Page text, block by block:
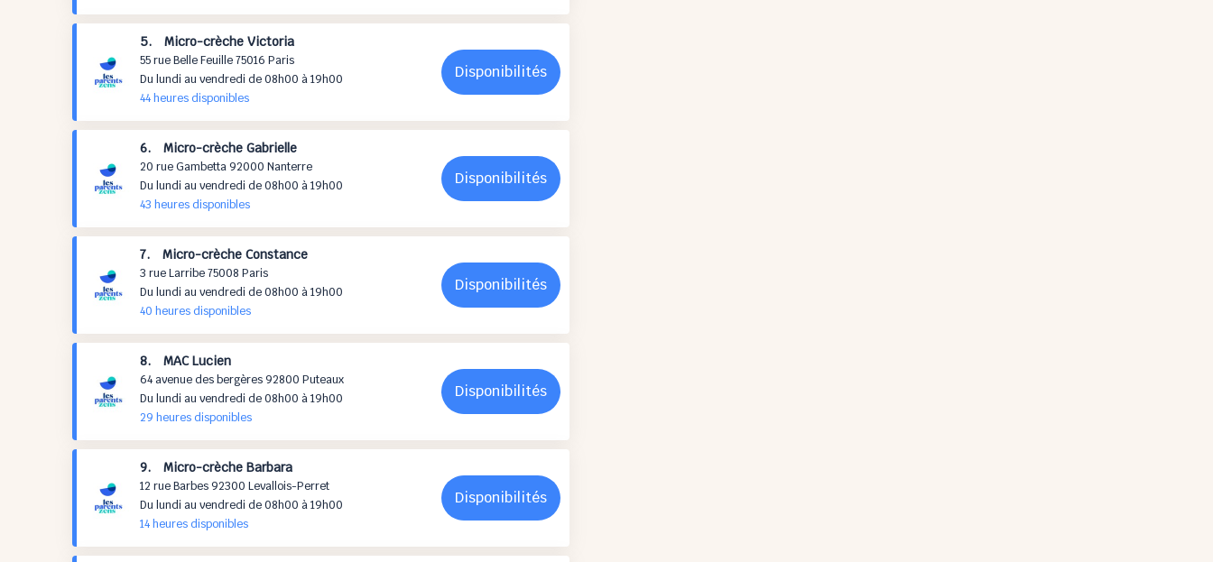
5. Micro-crèche Victoria
55 rue Belle Feuille 75016 Paris
Du lundi au vendredi de 08h00 à 19h00
44 heuresdisponibles
Disponibilités
6. Micro-crèche Gabrielle
20 rue Gambetta 92000 Nanterre
Du lundi au vendredi de 08h00 à 19h00
43 heuresdisponibles
Disponibilités
7. Micro-crèche Constance
3 rue Larribe 75008 Paris
Du lundi au vendredi de 08h00 à 19h00
40 heuresdisponibles
Disponibilités
8. MAC Lucien
64 avenue des bergères 92800 Puteaux
Du lundi au vendredi de 08h00 à 19h00
29 heuresdisponibles
Disponibilités
9. Micro-crèche Barbara
12 rue Barbes 92300 Levallois-Perret
Du lundi au vendredi de 08h00 à 19h00
14 heuresdisponibles
Disponibilités